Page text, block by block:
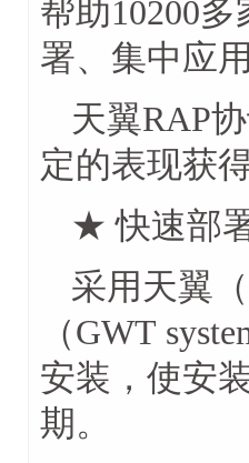
帮助10200
署、集中应
天翼RAP
定的表现获
★ 快速部
采用天翼
（GWT
安装，使安
期。